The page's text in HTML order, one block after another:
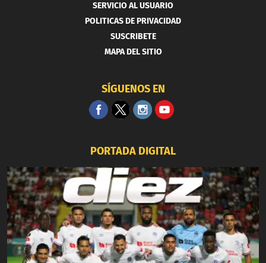
SERVICIO AL USUARIO
POLITICAS DE PRIVACIDAD
SUSCRIBETE
MAPA DEL SITIO
SÍGUENOS EN
PORTADA DIGITAL